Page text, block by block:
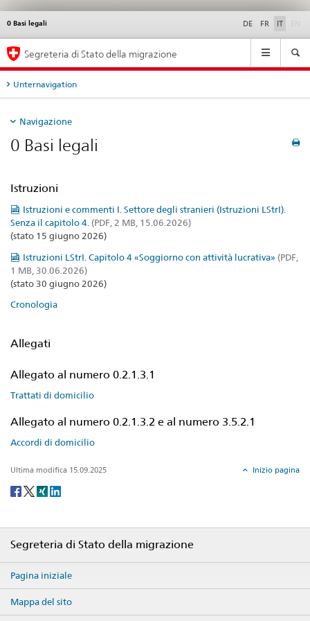
0 Basi legali DE FR IT
Service
Navigation
Segreteria di Stato della migrazione
Unternavigation
Navigazione
0 Basi legali
Istruzioni
Istruzioni e commenti I. Settore degli stranieri (Istruzioni LStrI).
Senza il capitolo 4. (PDF, 2 MB, 15.06.2026)
(stato 15 giugno 2026)
Istruzioni LStrI. Capitolo 4 «Soggiorno con attività lucrativa» (PDF,
1 MB, 30.06.2026)
(stato 30 giugno 2026)
Cronologia
Allegati
Allegato al numero 0.2.1.3.1
Trattati di domicilio
Allegato al numero 0.2.1.3.2 e al numero 3.5.2.1
Accordi di domicilio
Ultima modifica 15.09.2025 Inizio pagina
Social
Segreteria di Stato della migrazione
Pagina iniziale
Mappa del sito